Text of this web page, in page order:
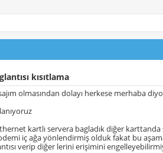
kısıtlama
olmasından dolayı herkese merhaba
kartlı servera bagladık diğer
iç ağa yönlendirmiş olduk fakat bu
verip diğer lerini erişimini